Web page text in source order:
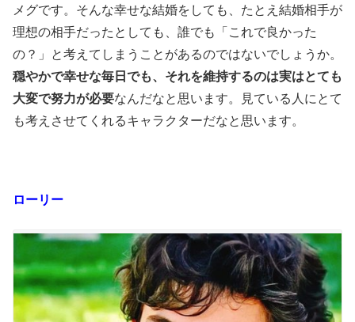
メグです。そんな幸せな結婚をしても、たとえ結婚相手が
理想の相手だったとしても、誰でも「これで良かった
の？」と考えてしまうことがあるのではないでしょうか。
穏やかで幸せな毎日でも、それを維持するのは実はとても
大変で努力が必要なんだなと思います。見ている人にとて
も考えさせてくれるキャラクターだなと思います。
ローリー